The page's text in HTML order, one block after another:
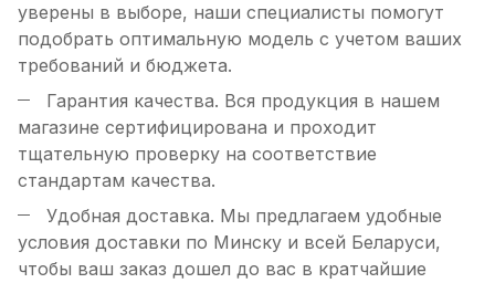
уверены в выборе, наши специалисты помогут
подобрать оптимальную модель с учетом ваших
требований и бюджета.
Гарантия качества. Вся продукция в нашем
магазине сертифицирована и проходит
тщательную проверку на соответствие
стандартам качества.
Удобная доставка. Мы предлагаем удобные
условия доставки по Минску и всей Беларуси,
чтобы ваш заказ дошел до вас в кратчайшие